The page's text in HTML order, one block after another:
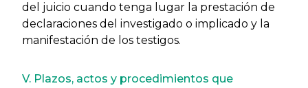
del juicio cuando tenga lugar la prestación de
declaraciones del investigado o implicado y la
manifestación de los testigos.
V. Plazos, actos y procedimientos que